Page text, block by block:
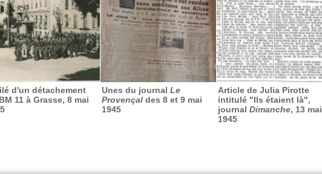
d'un détachement
11 à Grasse, 8 mai
Unes du journal Le
Provençal des 8 et 9 mai
1945
Article de Julia Pirotte
intitulé "Ils étaient là",
journal Dimanche, 13 mai
1945